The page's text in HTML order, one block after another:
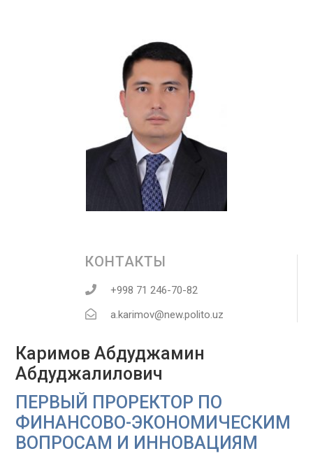
КОНТАКТЫ
+998 71 246-70-82
a.karimov@new.polito.uz
Каримов Абдуджамин
Абдуджалилович
ПЕРВЫЙ ПРОРЕКТОР ПО
ФИНАНСОВО-ЭКОНОМИЧЕСКИМ
ВОПРОСАМ И ИННОВАЦИЯМ